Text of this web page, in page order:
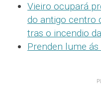
Vieiro ocupará
do antigo centro
tras o incendio
Prenden lume